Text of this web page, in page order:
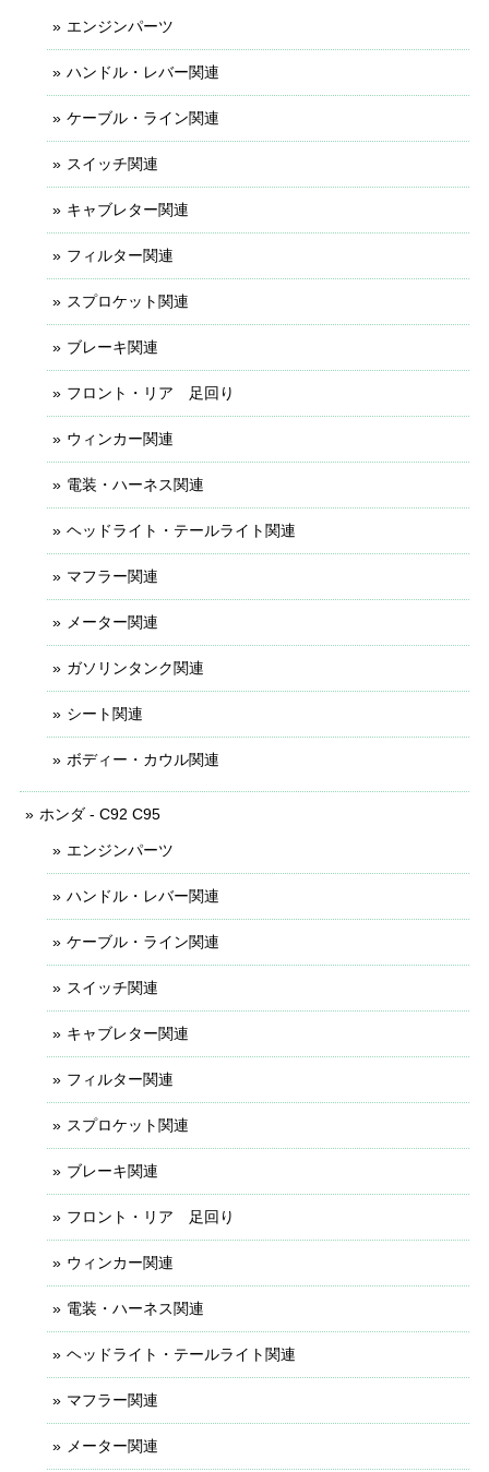
エンジンパーツ
ハンドル・レバー関連
ケーブル・ライン関連
スイッチ関連
キャブレター関連
フィルター関連
スプロケット関連
ブレーキ関連
フロント・リア 足回り
ウィンカー関連
電装・ハーネス関連
ヘッドライト・テールライト関連
マフラー関連
メーター関連
ガソリンタンク関連
シート関連
ボディー・カウル関連
ホンダ - C92 C95
エンジンパーツ
ハンドル・レバー関連
ケーブル・ライン関連
スイッチ関連
キャブレター関連
フィルター関連
スプロケット関連
ブレーキ関連
フロント・リア 足回り
ウィンカー関連
電装・ハーネス関連
ヘッドライト・テールライト関連
マフラー関連
メーター関連